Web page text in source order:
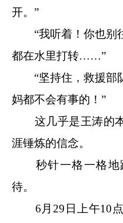
开。”
“我听着！你也别
都在水里打转……”
“坚持住，救援部
妈都不会有事的！”
这几乎是王涛的本
涯锤炼的信念。
秒针一格一格地
待。
6月29日上午10点